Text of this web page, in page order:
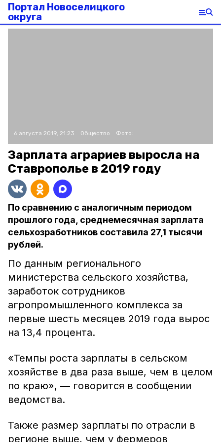
Портал Новоселицкого
округа
6 августа 2019, 21:23 Общество Фото:
Зарплата аграриев выросла на
Ставрополье в 2019 году
По сравнению с аналогичным периодом
прошлого года, среднемесячная зарплата
сельхозработников составила 27,1 тысячи
рублей.
По данным регионального
министерства сельского хозяйства,
заработок сотрудников
агропромышленного комплекса за
первые шесть месяцев 2019 года вырос
на 13,4 процента.
«Темпы роста зарплаты в сельском
хозяйстве в два раза выше, чем в целом
по краю», — говорится в сообщении
ведомства.
Также размер зарплаты по отрасли в
регионе выше, чем у фермеров